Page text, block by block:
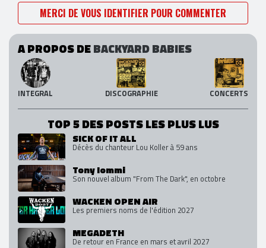
MERCI DE VOUS IDENTIFIER POUR COMMENTER
A PROPOS DEBACKYARD BABIES
INTEGRAL DISCOGRAPHIE CONCERTS
TOP 5 DES POSTS LES PLUS LUS
SICK OF IT ALL
Décès du chanteur Lou Koller à 59 ans
Tony Iommi
Son nouvel album "From The Dark", en octobre
WACKEN OPEN AIR
Les premiers noms de l'édition 2027
MEGADETH
De retour en France en mars et avril 2027